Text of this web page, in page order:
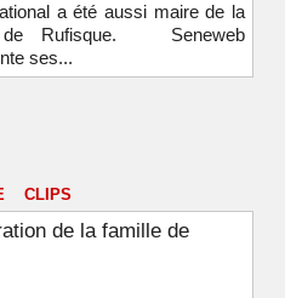
a été aussi maire de la
Rufisque. Seneweb
ses...
CLIPS
de la famille de